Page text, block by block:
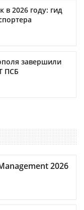
в 2026 году: гид
завершили
ПСБ
2026